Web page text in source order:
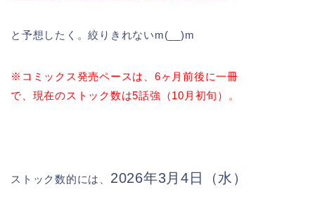
と予想したく。絞りきれないm(__)m
※コミックス発売ペースは、6ヶ月前後に一冊
で、現在のストック数は5話強（10月初旬）。
ストック数的には、 2026年3月4日（水）